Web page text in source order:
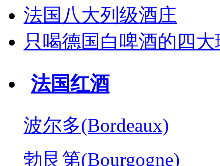
法国八大列级酒庄
只喝德国白啤酒的四
法国红酒
波尔多(Bordeaux)
勃艮第(Bourgogne)